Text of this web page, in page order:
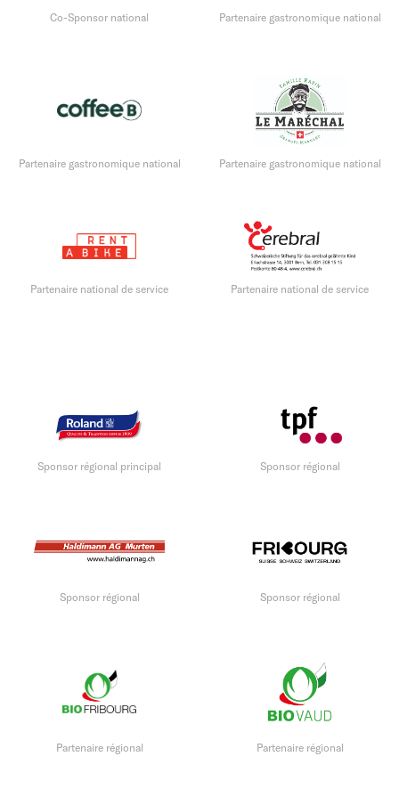
Co-Sponsor national Partenaire gastronomique national
Partenaire gastronomique national Partenaire gastronomique national
Partenaire national de service Partenaire national de service
Sponsor régional principal Sponsor régional
Sponsor régional Sponsor régional
Partenaire régional Partenaire régional